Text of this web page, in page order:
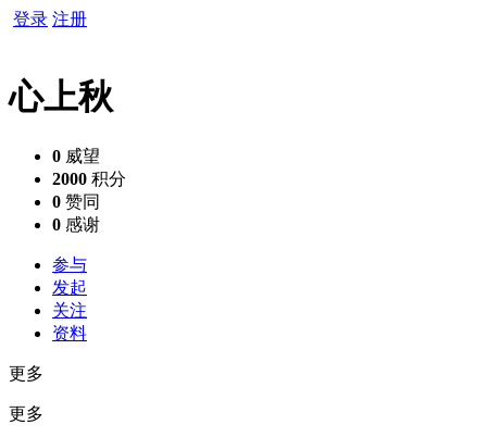
登录 注册
心上秋
0 威望
2000 积分
0 赞同
0 感谢
参与
发起
关注
资料
更多
更多